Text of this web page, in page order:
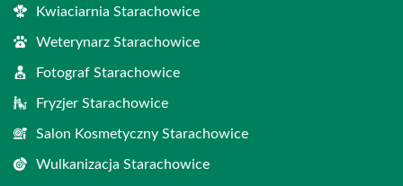
Kwiaciarnia Starachowice
Weterynarz Starachowice
Fotograf Starachowice
Fryzjer Starachowice
Salon Kosmetyczny Starachowice
Wulkanizacja Starachowice